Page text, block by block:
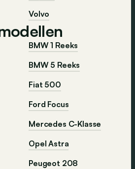
Volvo
BMW 1 Reeks
BMW 5 Reeks
Fiat 500
Ford Focus
Mercedes C-Klasse
Opel Astra
Peugeot 208